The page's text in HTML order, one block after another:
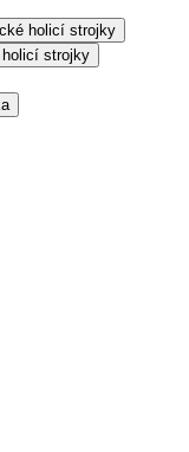
holicí strojky
holicí strojky